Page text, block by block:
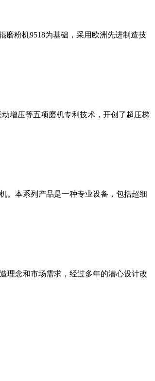
粉机9518为基础，采用欧洲先进制造技
增压等五项磨机专利技术，开创了超压梯
。本系列产品是一种专业设备，包括超细
理念和市场需求，经过多年的潜心设计改